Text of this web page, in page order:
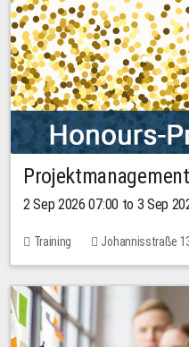
Projektmanagement
2 Sep 2026 07:00 to 3 Sep
Training
Johannisstraße
1 place